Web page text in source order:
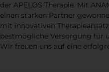
der APELOS Therapie. Mit
einen starken Partner
mit innovativen
bestmögliche Versorgung für
Wir freuen uns auf eine